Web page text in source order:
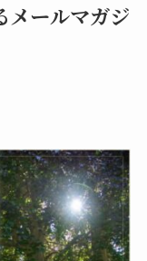
メールマガジ